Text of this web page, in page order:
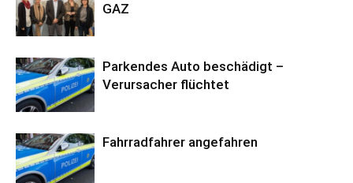
GAZ
Parkendes Auto beschädigt –
Verursacher flüchtet
Fahrradfahrer angefahren